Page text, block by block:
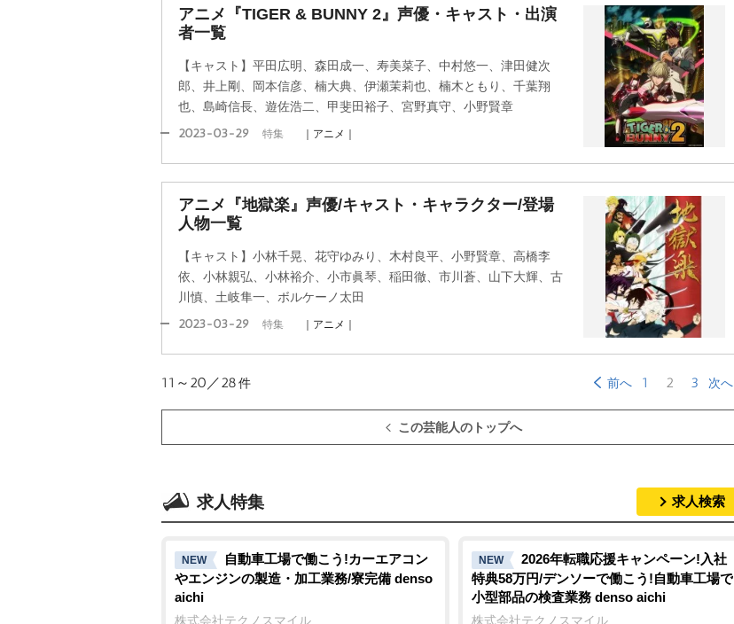
アニメ『TIGER & BUNNY 2』声優・キャスト・出演
者一覧
【キャスト】平田広明、森田成一、寿美菜子、中村悠一、津田健次
郎、井上剛、岡本信彦、楠大典、伊瀬茉莉也、楠木ともり、千葉翔
也、島崎信長、遊佐浩二、甲斐田裕子、宮野真守、小野賢章
2023-03-29 特集 ｜アニメ｜
アニメ『地獄楽』声優/キャスト・キャラクター/登場
人物一覧
【キャスト】小林千晃、花守ゆみり、木村良平、小野賢章、高橋李
依、小林親弘、小林裕介、小市眞琴、稲田徹、市川蒼、山下大輝、古
川慎、土岐隼一、ボルケーノ太田
2023-03-29 特集 ｜アニメ｜
11～20／28件 前へ 1 2 3 次へ
この芸能人のトップへ
求人特集 求人検索
NEW
自動車工場で働こう!カーエアコン
エンジンの製造・加工業務/寮完備 denso
aichi
株式会社テクノスマイル
NEW
2026年転職応援キャンペーン!入社
特典58万円/デンソーで働こう!自動車工場で
小型部品の検査業務 denso aichi
株式会社テクノスマイル